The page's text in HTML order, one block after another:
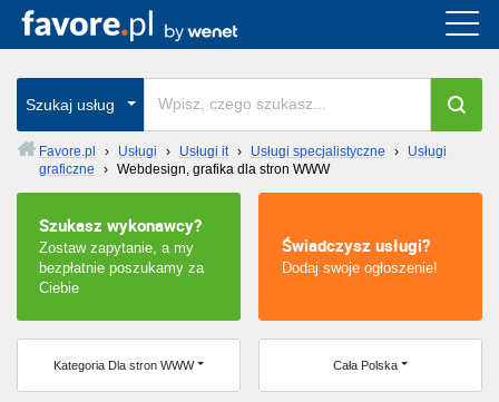
Szukaj usług
Favore.pl › Usługi › Usługi it › Usługi specjalistyczne ›
Usługi
graficzne
› Webdesign, grafika dla stron WWW
Szukasz wykonawcy?
Zostaw zapytanie, a my
bezpłatnie poszukamy za
Ciebie
Świadczysz usługi?
Dodaj swoje ogłoszenie!
Kategoria Dla stron WWW Cała Polska
Cała Polska
wszystkie w całym kraju
Wrocław
Kraków
Poznań
Łódź